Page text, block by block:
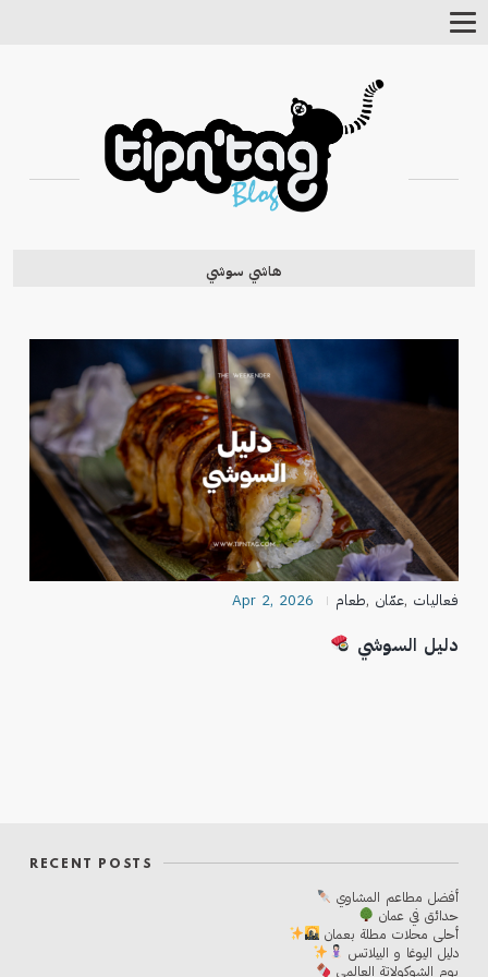
Toggle
هاشي سوشي
Apr 2, 2026 طعام, عمّان, فعاليات
دليل السوشي
RECENT POSTS
أفضل مطاعم المشاوي
حدائق في عمان
أحلی محلات مطلة بعمان
دليل اليوغا و البيلاتس
يوم الشوكولاتة العالمي